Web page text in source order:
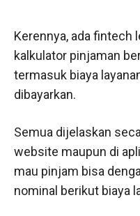
Kerennya, ada fintech
kalkulator pinjaman
termasuk biaya
dibayarkan.
Semua dijelaskan
website maupun di
mau pinjam bisa
nominal berikut biaya